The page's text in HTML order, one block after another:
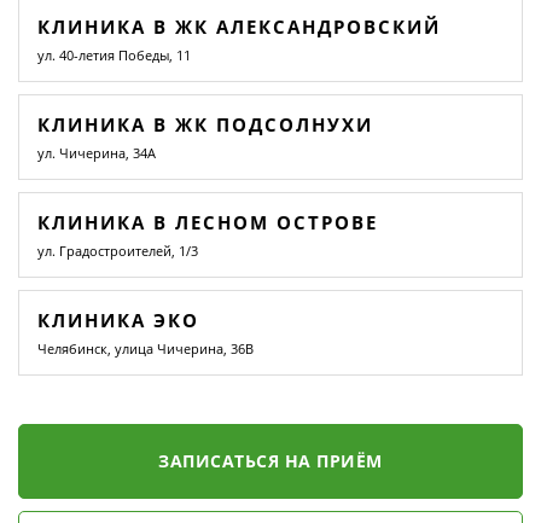
КЛИНИКА В ЖК АЛЕКСАНДРОВСКИЙ
ул. 40-летия Победы, 11
КЛИНИКА В ЖК ПОДСОЛНУХИ
ул. Чичерина, 34А
КЛИНИКА В ЛЕСНОМ ОСТРОВЕ
ул. Градостроителей, 1/3
КЛИНИКА ЭКО
Челябинск, улица Чичерина, 36В
ЗАПИСАТЬСЯ НА ПРИЁМ